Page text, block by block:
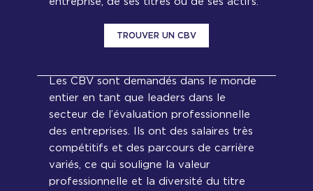
TROUVER UN CBV
Les CBV sont demandés dans le monde
entier en tant que leaders dans le
secteur de l’évaluation professionnelle
des entreprises. Ils ont des salaires très
compétitifs et des parcours de carrière
variés, ce qui souligne la valeur
professionnelle et la diversité du titre